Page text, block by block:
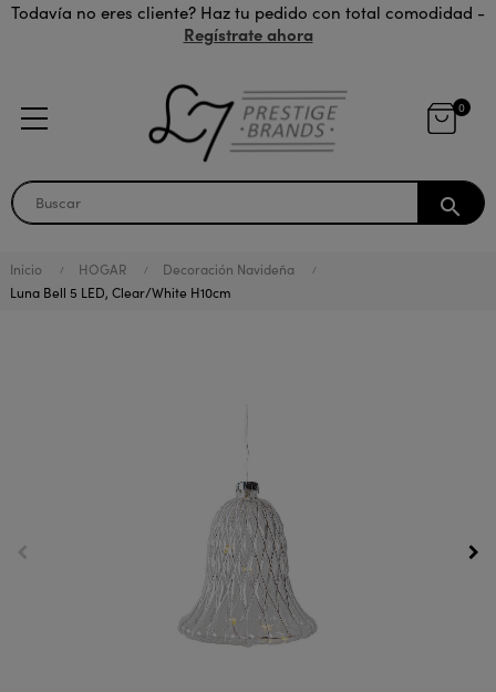
Todavía no eres cliente? Haz tu pedido con total comodidad -
Regístrate ahora
0
search
Inicio HOGAR
Decoración Navideña
Luna Bell 5 LED, Clear/White H10cm